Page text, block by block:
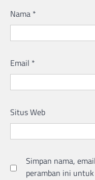
Nama *
Email *
Situs Web
Simpan nama,
peramban ini